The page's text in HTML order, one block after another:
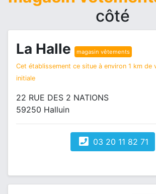
côté
La Halle magasin vêtements
Cet établissement ce situe à environ 1 km de
initiale
22 RUE DES 2 NATIONS
59250 Halluin
03 20 11 82 71